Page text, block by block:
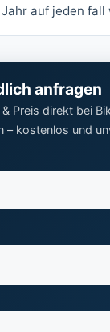
auf jeden fall
anfragen
Preis direkt bei
– kostenlos und